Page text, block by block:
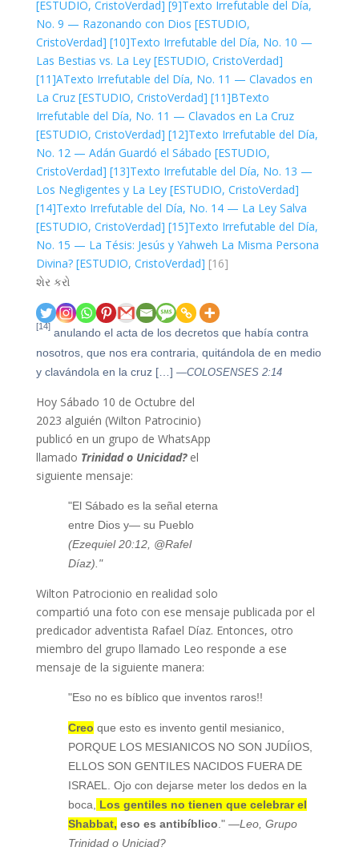
[ESTUDIO, CristoVerdad] [9]Texto Irrefutable del Día,
No. 9 — Razonando con Dios [ESTUDIO,
CristoVerdad] [10]Texto Irrefutable del Día, No. 10 —
Las Bestias vs. La Ley [ESTUDIO, CristoVerdad]
[11]ATexto Irrefutable del Día, No. 11 — Clavados en
La Cruz [ESTUDIO, CristoVerdad] [11]BTexto
Irrefutable del Día, No. 11 — Clavados en La Cruz
[ESTUDIO, CristoVerdad] [12]Texto Irrefutable del Día,
No. 12 — Adán Guardó el Sábado [ESTUDIO,
CristoVerdad] [13]Texto Irrefutable del Día, No. 13 —
Los Negligentes y La Ley [ESTUDIO, CristoVerdad]
[14]Texto Irrefutable del Día, No. 14 — La Ley Salva
[ESTUDIO, CristoVerdad] [15]Texto Irrefutable del Día,
No. 15 — La Tésis: Jesús y Yahweh La Misma Persona
Divina? [ESTUDIO, CristoVerdad] [16]
શેર કરો
[14]anulando el acta de los decretos que había contra
nosotros, que nos era contraria, quitándola de en medio
y clavándola en la cruz […] —COLOSENSES 2:14
Hoy Sábado 10 de Octubre del
2023 alguién (Wilton Patrocinio)
publicó en un grupo de WhatsApp
llamado Trinidad o Unicidad?el
siguiente mensaje:
"El Sábado es la señal eterna
entre Dios y— su Pueblo
(Ezequiel 20:12, @Rafel
Díaz)."
Wilton Patrocionio en realidad solo
compartió una foto con ese mensaje publicada por el
predicador adventista Rafael Díaz. Entonces, otro
miembro del grupo llamado Leo responde a ese
mensaje de la siguiente manera:
"Eso no es bíblico que inventos raros!!
Creo que esto es invento gentil mesianico,
PORQUE LOS MESIANICOS NO SON JUDÍIOS,
ELLOS SON GENTILES NACIDOS FUERA DE
ISRAEL. Ojo con dejarse meter los dedos en la
boca,
Los gentiles no tienen que celebrar el
Shabbat, eso es antibíblico ." —Leo, Grupo
Trinidad o Uniciad?